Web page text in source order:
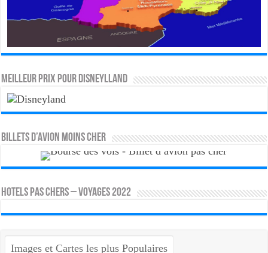
MEILLEUR PRIX POUR DISNEYLLAND
Billets d’avion moins cher
HOTELS PAS CHERS – VOYAGES 2022
Images et Cartes les plus Populaires